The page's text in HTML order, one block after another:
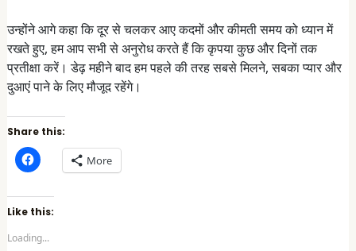
उन्होंने आगे कहा कि दूर से चलकर आए कदमों और कीमती समय को ध्यान में
रखते हुए, हम आप सभी से अनुरोध करते हैं कि कृपया कुछ और दिनों तक
प्रतीक्षा करें। डेढ़ महीने बाद हम पहले की तरह सबसे मिलने, सबका प्यार और
दुआएं पाने के लिए मौजूद रहेंगे।
Share this:
C
l
k
t
o
h
More
Like this:
Loading...